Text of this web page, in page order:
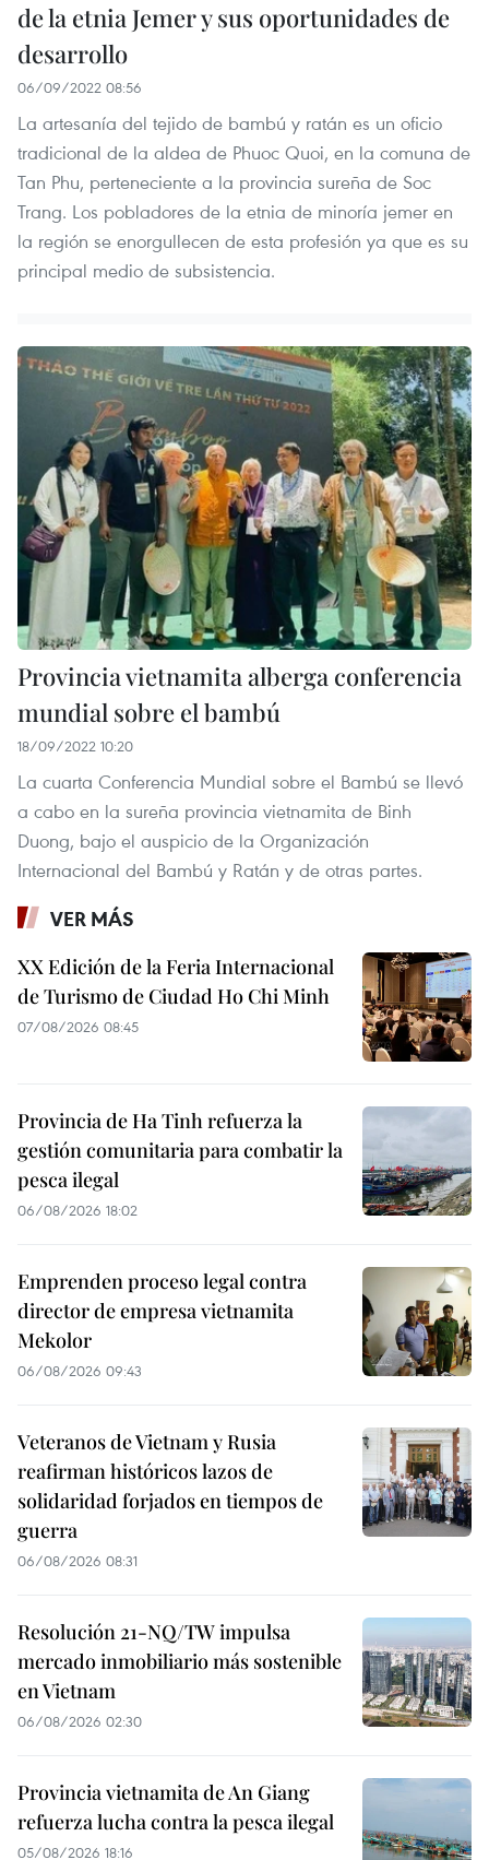
de la etnia Jemer y sus oportunidades de
desarrollo
06/09/2022 08:56
La artesanía del tejido de bambú y ratán es un oficio
tradicional de la aldea de Phuoc Quoi, en la comuna de
Tan Phu, perteneciente a la provincia sureña de Soc
Trang. Los pobladores de la etnia de minoría jemer en
la región se enorgullecen de esta profesión ya que es su
principal medio de subsistencia.
Provincia vietnamita alberga conferencia
mundial sobre el bambú
18/09/2022 10:20
La cuarta Conferencia Mundial sobre el Bambú se llevó
a cabo en la sureña provincia vietnamita de Binh
Duong, bajo el auspicio de la Organización
Internacional del Bambú y Ratán y de otras partes.
VER MÁS
XX Edición de la Feria Internacional
de Turismo de Ciudad Ho Chi Minh
07/08/2026 08:45
Provincia de Ha Tinh refuerza la
gestión comunitaria para combatir la
pesca ilegal
06/08/2026 18:02
Emprenden proceso legal contra
director de empresa vietnamita
Mekolor
06/08/2026 09:43
Veteranos de Vietnam y Rusia
reafirman históricos lazos de
solidaridad forjados en tiempos de
guerra
06/08/2026 08:31
Resolución 21-NQ/TW impulsa
mercado inmobiliario más sostenible
en Vietnam
06/08/2026 02:30
Provincia vietnamita de An Giang
refuerza lucha contra la pesca ilegal
05/08/2026 18:16